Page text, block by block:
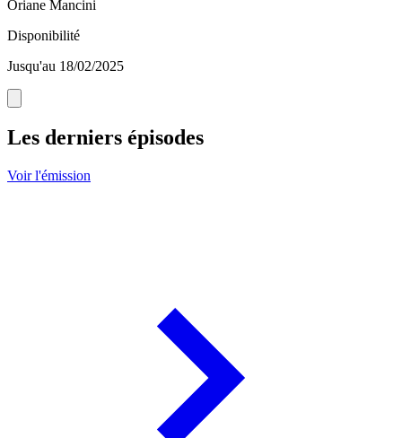
Oriane Mancini
Disponibilité
Jusqu'au 18/02/2025
Les derniers épisodes
Voir l'émission